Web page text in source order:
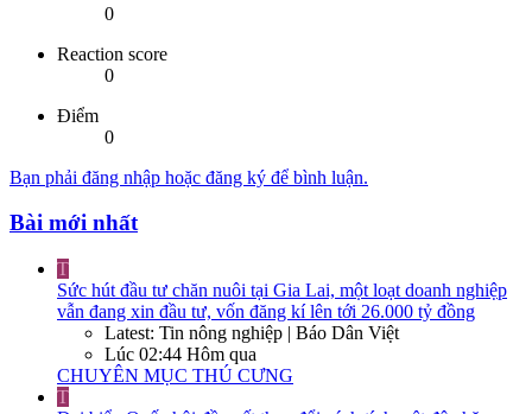
0
Reaction score
0
Điểm
0
Bạn phải đăng nhập hoặc đăng ký để bình luận.
Bài mới nhất
T
Sức hút đầu tư chăn nuôi tại Gia Lai, một loạt doanh nghiệp
vẫn đang xin đầu tư, vốn đăng kí lên tới 26.000 tỷ đồng
Latest: Tin nông nghiệp | Báo Dân Việt
Lúc 02:44 Hôm qua
CHUYÊN MỤC THÚ CƯNG
T